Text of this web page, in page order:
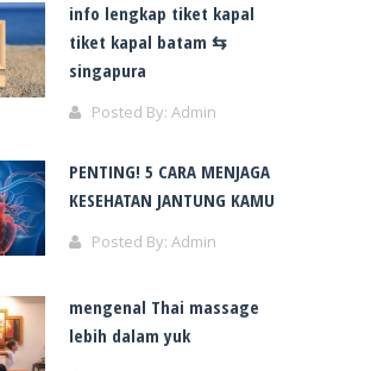
info lengkap tiket kapal
tiket kapal batam ⇆
singapura
Posted By: Admin
PENTING! 5 CARA MENJAGA
KESEHATAN JANTUNG KAMU
Posted By: Admin
mengenal Thai massage
lebih dalam yuk